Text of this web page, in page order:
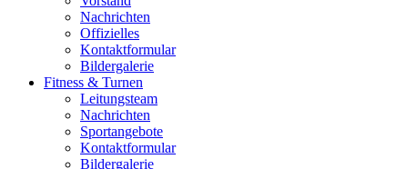
Nachrichten
Offizielles
Kontaktformular
Bildergalerie
Fitness & Turnen
Leitungsteam
Nachrichten
Sportangebote
Kontaktformular
Bildergalerie